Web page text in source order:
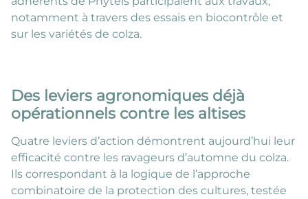
notamment à travers des essais en biocontrôle et
sur les variétés de colza.
Des leviers agronomiques déjà
opérationnels contre les altises
Quatre leviers d’action démontrent aujourd’hui leur
efficacité contre les ravageurs d’automne du colza.
Ils correspondant à la logique de l’approche
combinatoire de la protection des cultures, testée